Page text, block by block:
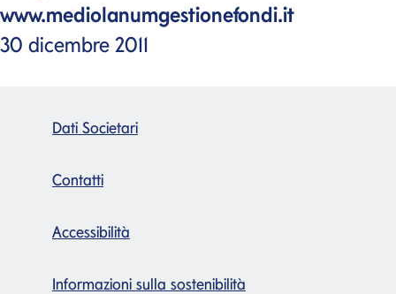
www.mediolanumgestionefondi.it
30 dicembre 2011
Dati Societari
Contatti
Accessibilità
Informazioni sulla sostenibilità